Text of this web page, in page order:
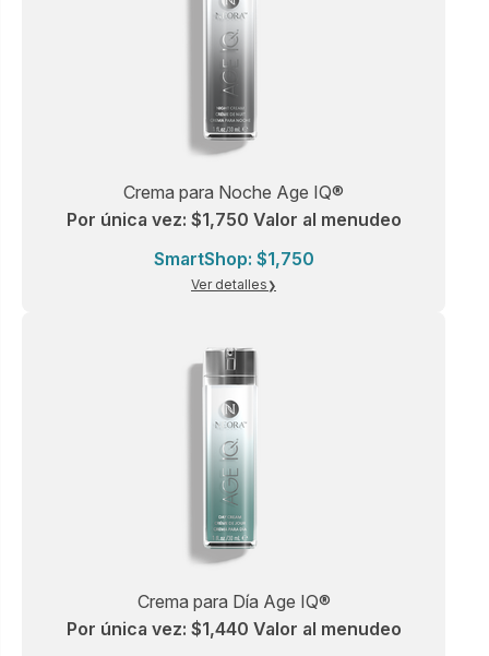
Crema para Noche Age IQ®
Por única vez: $1,750 Valor al menudeo
SmartShop: $1,750
Ver detalles
Crema para Día Age IQ®
Por única vez: $1,440 Valor al menudeo